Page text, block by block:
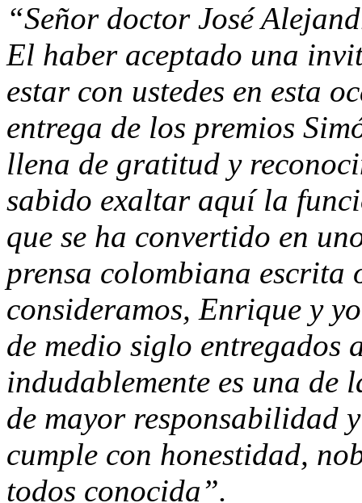
“Señor doctor José
El haber aceptado una
estar con ustedes en esta
entrega de los premios
llena de gratitud y
sabido exaltar aquí la
que se ha convertido en
prensa colombiana escrita
consideramos, Enrique y
de medio siglo entregados
indudablemente es una de
de mayor responsabilidad
cumple con honestidad,
todos conocida”.